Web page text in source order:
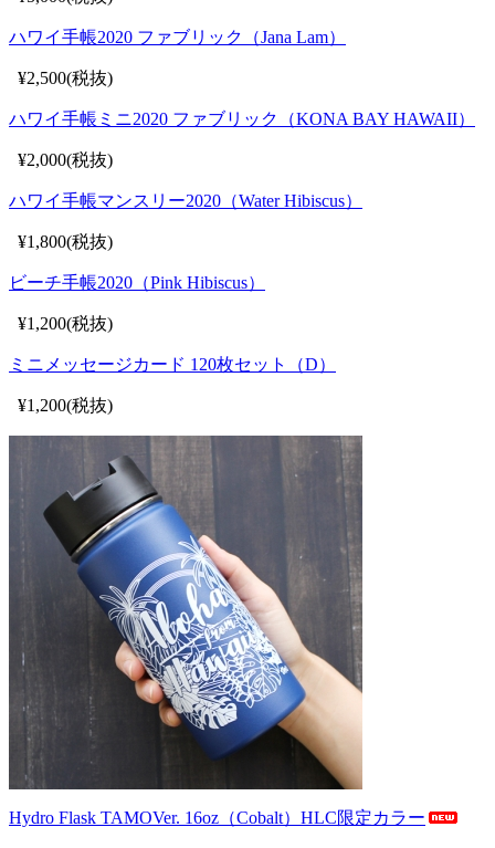
ハワイ手帳2020 ファブリック（Jana Lam）
¥2,500(税抜)
ハワイ手帳ミニ2020 ファブリック（KONA BAY HAWAII）
¥2,000(税抜)
ハワイ手帳マンスリー2020（Water Hibiscus）
¥1,800(税抜)
ビーチ手帳2020（Pink Hibiscus）
¥1,200(税抜)
ミニメッセージカード 120枚セット（D）
¥1,200(税抜)
Hydro Flask TAMOVer. 16oz（Cobalt）HLC限定カラー